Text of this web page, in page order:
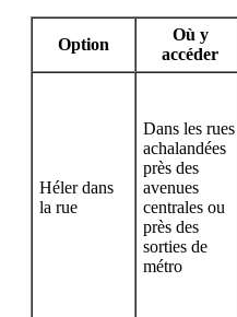
Option
Où y
accéder
Héler dans
la rue
Dans les rues
achalandées
près des
avenues
centrales ou
près des
sorties de
métro